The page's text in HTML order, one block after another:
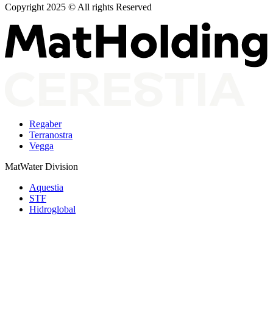
Copyright 2025 © All rights Reserved
Regaber
Terranostra
Vegga
MatWater Division
Aquestia
STF
Hidroglobal